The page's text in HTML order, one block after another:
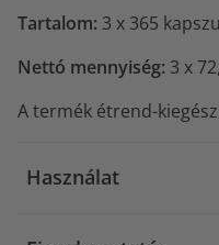
Tartalom: 3 x 365
Nettó mennyiség: 3 x
A termék étrend-
Használat